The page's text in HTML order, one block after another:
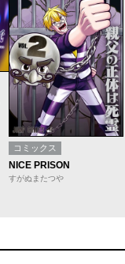
コミックス
NICE PRISON
すがぬまたつや